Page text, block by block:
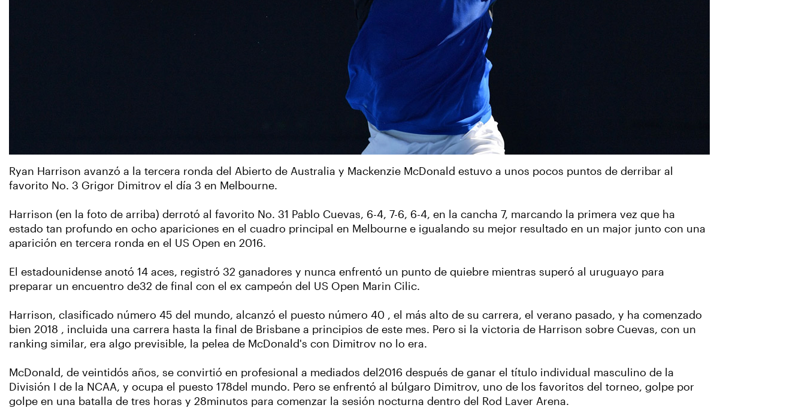
Ryan Harrison avanzó a la tercera ronda del Abierto de Australia y Mackenzie McDonald estuvo a unos pocos puntos de derribar al
favorito No. 3 Grigor Dimitrov el día 3 en Melbourne.
Harrison (en la foto de arriba) derrotó al favorito No. 31 Pablo Cuevas, 6-4, 7-6, 6-4, en la cancha 7, marcando la primera vez que ha
estado tan profundo en ocho apariciones en el cuadro principal en Melbourne e igualando su mejor resultado en un major junto con una
aparición en tercera ronda en el US Open en 2016.
El estadounidense anotó 14 aces, registró 32 ganadores y nunca enfrentó un punto de quiebre mientras superó al uruguayo para
preparar un encuentro de32 de final con el ex campeón del US Open Marin Cilic.
Harrison, clasificado número 45 del mundo, alcanzó el puesto número 40 , el más alto de su carrera, el verano pasado, y ha comenzado
bien 2018 , incluida una carrera hasta la final de Brisbane a principios de este mes. Pero si la victoria de Harrison sobre Cuevas, con un
ranking similar, era algo previsible, la pelea de McDonald's con Dimitrov no lo era.
McDonald, de veintidós años, se convirtió en profesional a mediados del2016 después de ganar el título individual masculino de la
División I de la NCAA, y ocupa el puesto 178del mundo. Pero se enfrentó al búlgaro Dimitrov, uno de los favoritos del torneo, golpe por
golpe en una batalla de tres horas y 28minutos para comenzar la sesión nocturna dentro del Rod Laver Arena.